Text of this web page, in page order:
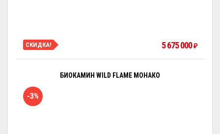
СКИДКА! 5 675 000₽
БИОКАМИН WILD FLAME МОНАКО
-3%